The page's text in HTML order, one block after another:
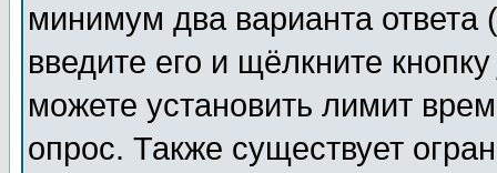
минимум два варианта ответа
введите его и щёлкните
можете установить лимит
опрос. Также существует